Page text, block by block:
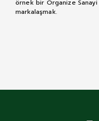
örnek bir Organize
markalaşmak.